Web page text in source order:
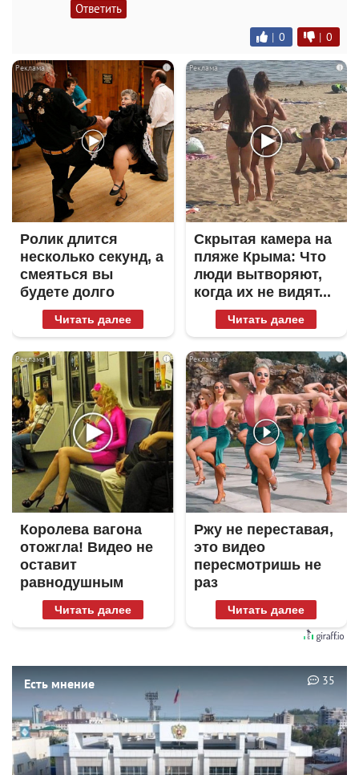
Ответить
| 0 | 0
i
Ролик длится
несколько секунд, а
смеяться вы
будете долго
Читать далее
i
Скрытая камера на
пляже Крыма: Что
люди вытворяют,
когда их не видят...
Читать далее
i
Королева вагона
отожгла! Видео не
оставит
равнодушным
Читать далее
i
Ржу не переставая,
это видео
пересмотришь не
раз
Читать далее
Есть мнение 35